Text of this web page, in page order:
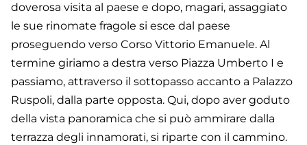
doverosa visita al paese e dopo, magari, assaggiato
le sue rinomate fragole si esce dal paese
proseguendo verso Corso Vittorio Emanuele. Al
termine giriamo a destra verso Piazza Umberto I e
passiamo, attraverso il sottopasso accanto a Palazzo
Ruspoli, dalla parte opposta. Qui, dopo aver goduto
della vista panoramica che si può ammirare dalla
terrazza degli innamorati, si riparte con il cammino.